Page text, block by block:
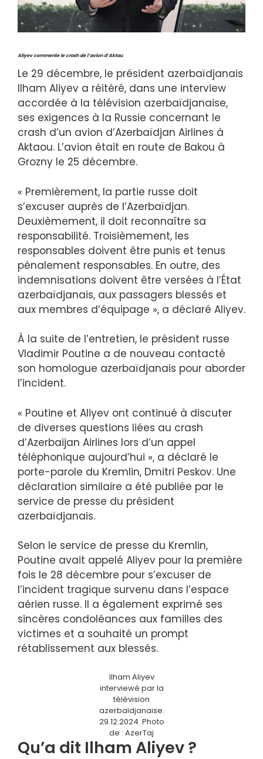
Aliyev commente le crash de l’avion d’Aktau
Le 29 décembre, le président azerbaïdjanais
Ilham Aliyev a réitéré, dans une interview
accordée à la télévision azerbaïdjanaise,
ses exigences à la Russie concernant le
crash d’un avion d’Azerbaïdjan Airlines à
Aktaou. L’avion était en route de Bakou à
Grozny le 25 décembre.
« Premièrement, la partie russe doit
s’excuser auprès de l’Azerbaïdjan.
Deuxièmement, il doit reconnaître sa
responsabilité. Troisièmement, les
responsables doivent être punis et tenus
pénalement responsables. En outre, des
indemnisations doivent être versées à l’État
azerbaïdjanais, aux passagers blessés et
aux membres d’équipage », a déclaré Aliyev.
À la suite de l’entretien, le président russe
Vladimir Poutine a de nouveau contacté
son homologue azerbaïdjanais pour aborder
l’incident.
« Poutine et Aliyev ont continué à discuter
de diverses questions liées au crash
d’Azerbaijan Airlines lors d’un appel
téléphonique aujourd’hui », a déclaré le
porte-parole du Kremlin, Dmitri Peskov. Une
déclaration similaire a été publiée par le
service de presse du président
azerbaïdjanais.
Selon le service de presse du Kremlin,
Poutine avait appelé Aliyev pour la première
fois le 28 décembre pour s’excuser de
l’incident tragique survenu dans l’espace
aérien russe. Il a également exprimé ses
sincères condoléances aux familles des
victimes et a souhaité un prompt
rétablissement aux blessés.
Ilham Aliyev
interviewé par la
télévision
azerbaïdjanaise.
29.12.2024. Photo
de : AzerTaj
Qu’a dit Ilham Aliyev ?